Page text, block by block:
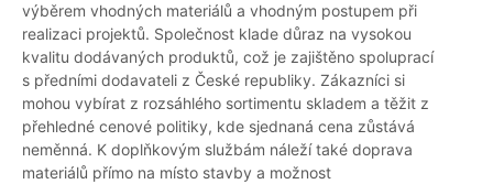
výběrem vhodných materiálů a vhodným postupem při
realizaci projektů. Společnost klade důraz na vysokou
kvalitu dodávaných produktů, což je zajištěno spoluprací
s předními dodavateli z České republiky. Zákazníci si
mohou vybírat z rozsáhlého sortimentu skladem a těžit z
přehledné cenové politiky, kde sjednaná cena zůstává
neměnná. K doplňkovým službám náleží také doprava
materiálů přímo na místo stavby a možnost